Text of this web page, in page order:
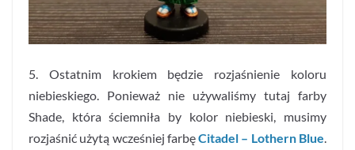
5. Ostatnim krokiem będzie rozjaśnienie koloru
niebieskiego. Ponieważ nie używaliśmy tutaj farby
Shade, która ściemniła by kolor niebieski, musimy
rozjaśnić użytą wcześniej farbęCitadel – Lothern Blue